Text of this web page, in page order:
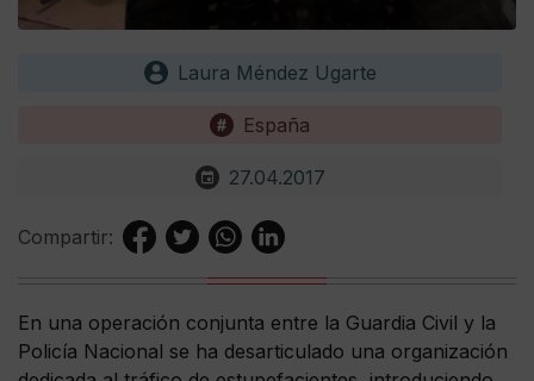
Laura Méndez Ugarte
España
27.04.2017
Compartir:
En una operación conjunta entre la Guardia Civil y la
Policía Nacional se ha desarticulado una organización